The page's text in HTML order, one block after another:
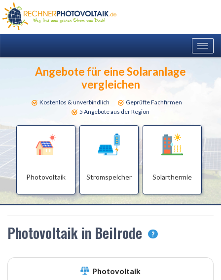
Angebote für eine Solaranlage
vergleichen
Kostenlos & unverbindlich
Geprüfte Fachfirmen
5 Angebote aus der Region
Photovoltaik Stromspeicher Solarthermie
Photovoltaik in Beilrode ?
Photovoltaik